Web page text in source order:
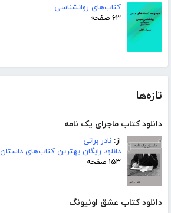
کتاب‌های روانشناسی
۶۳ صفحه
تازه‌ها
دانلود کتاب ماجرای یک نامه
از: نادر براتی
دانلود رایگان بهترین کتاب‌های داستان
۱۵۳ صفحه
دانلود کتاب عشق اونیونگ